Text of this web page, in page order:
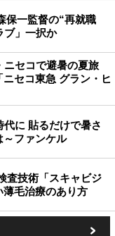
保一監督の“再就職
ブ」一択か
セコで避暑の夏旅
セコ東急 グラン・ヒ
に 貼るだけで暑さ
～ファンケル
査技術「スキャビジ
薄毛治療のあり方